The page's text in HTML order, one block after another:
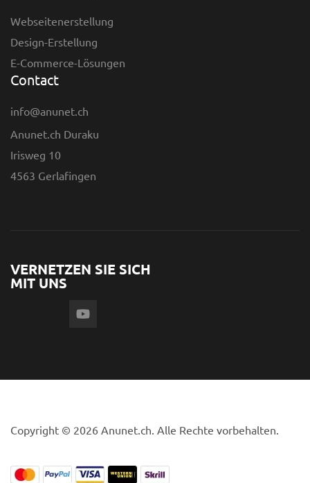
Webseitenerstellung
Design-Erstellung
E-Commerce-Lösungen
Contact
info@anunet.ch
Anunet.ch Duraku
Irisweg 10
4563 Gerlafingen
VERNETZEN SIE SICH
MIT UNS
Copyright © 2026 Anunet.ch. Alle Rechte vorbehalten.